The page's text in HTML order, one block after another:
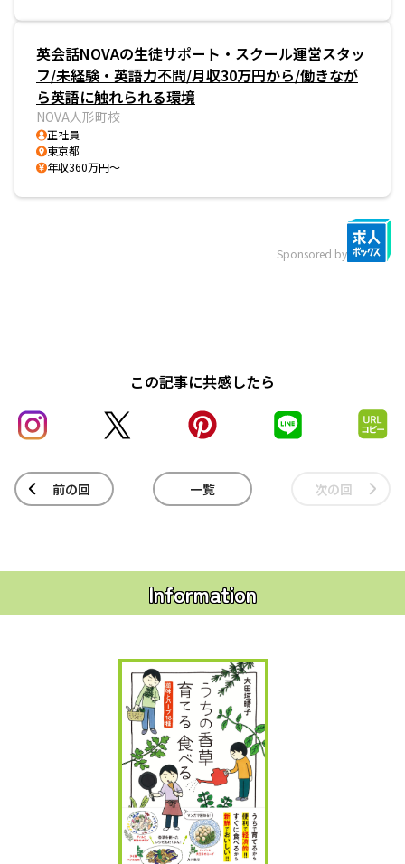
英会話NOVAの生徒サポート・スクール運営スタッ
フ/未経験・英語力不問/月収30万円から/働きなが
ら英語に触れられる環境
NOVA人形町校
正社員
東京都
年収360万円～
Sponsored by
この記事に共感したら
前の回 一覧 次の回
Information